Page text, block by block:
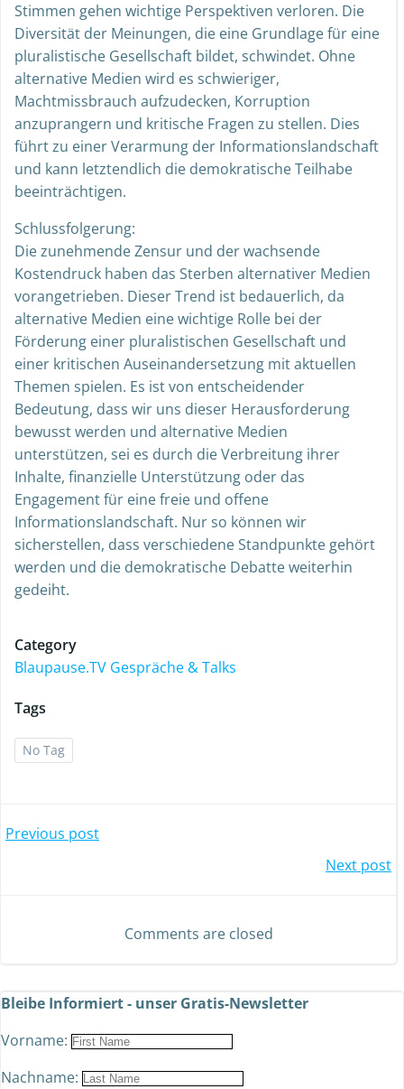
Stimmen gehen wichtige Perspektiven verloren. Die
Diversität der Meinungen, die eine Grundlage für eine
pluralistische Gesellschaft bildet, schwindet. Ohne
alternative Medien wird es schwieriger,
Machtmissbrauch aufzudecken, Korruption
anzuprangern und kritische Fragen zu stellen. Dies
führt zu einer Verarmung der Informationslandschaft
und kann letztendlich die demokratische Teilhabe
beeinträchtigen.
Schlussfolgerung:
Die zunehmende Zensur und der wachsende
Kostendruck haben das Sterben alternativer Medien
vorangetrieben. Dieser Trend ist bedauerlich, da
alternative Medien eine wichtige Rolle bei der
Förderung einer pluralistischen Gesellschaft und
einer kritischen Auseinandersetzung mit aktuellen
Themen spielen. Es ist von entscheidender
Bedeutung, dass wir uns dieser Herausforderung
bewusst werden und alternative Medien
unterstützen, sei es durch die Verbreitung ihrer
Inhalte, finanzielle Unterstützung oder das
Engagement für eine freie und offene
Informationslandschaft. Nur so können wir
sicherstellen, dass verschiedene Standpunkte gehört
werden und die demokratische Debatte weiterhin
gedeiht.
Category
Blaupause.TV Gespräche & Talks
Tags
No Tag
Previous post
Next post
Comments are closed
Bleibe Informiert - unser Gratis-Newsletter
Vorname:
Nachname: